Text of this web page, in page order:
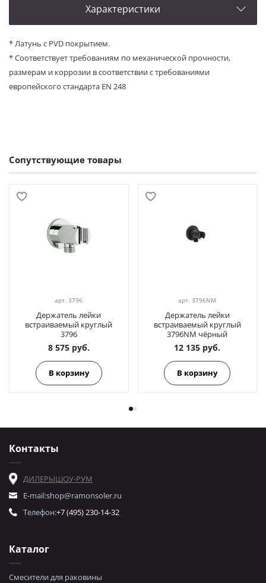
Характеристики
* Латунь с PVD покрытием.
*Соответствует требованиям по механической прочности,
размерам и коррозии в соответствии с требованиями
европейского стандарта EN 248
Сопутствующие товары
арт.3796
Держатель лейки
встраиваемый круглый
3796
8 575 руб.
В корзину
арт.3796NM
Держатель лейки
встраиваемый круглый
3796NM чёрный
12 135 руб.
В корзину
Каталог
Смесители для раковины
Контакты
ДИЛЕРЫШОУ-РУМ
E-mail:shop@ramonsoler.ru
Телефон:+7 (495) 230-14-32